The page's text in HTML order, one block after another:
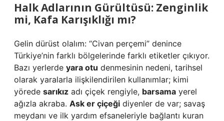
Halk Adlarının Gürültüsü: Zenginlik
mi, Kafa Karışıklığı mı?
Gelin dürüst olalım: “Civan perçemi” denince
Türkiye’nin farklı bölgelerinde farklı etiketler çıkıyor.
Bazı yerlerde yara otu denmesinin nedeni, tarihsel
olarak yaralarla ilişkilendirilen kullanımlar; kimi
yörede sarıkız adı çiçek rengiyle, barsama yerel
ağızla akraba. Ask er çiçeği diyenler de var; savaş
meydanı ve ilk yardım efsaneleriyle bağlantı kuran